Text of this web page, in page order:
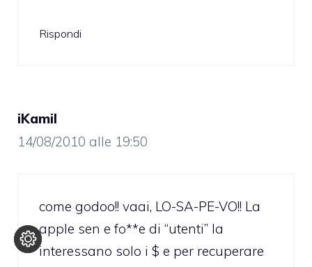
Rispondi
iKamil
14/08/2010 alle 19:50
come godoo!! vaai, LO-SA-PE-VO!! La
apple sen e fo**e di “utenti” la
interessano solo i $ e per recuperare